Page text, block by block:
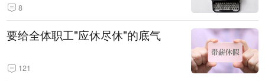
8
要给全体职工"应休尽休"的底气
121